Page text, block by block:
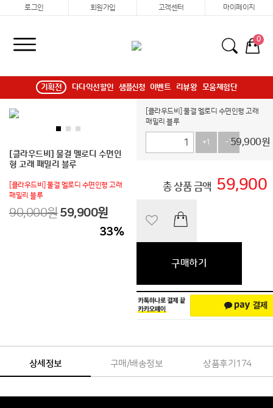
로그인 회원가입 고객센터 마이페이지
0
기획전 다다익선할인 샘플신청 이벤트 리뷰왕 모움체험단
[클라우드비] 물결 멜로디 수면인
형 고래 패밀리 블루
[클라우드비] 물결 멜로디 수면인형 고래
패밀리 블루
90,000원 59,900원
33%
[클라우드비] 물결 멜로디 수면인형 고래
패밀리 블루
+1 -159,900원
총 상품 금액 59,900
구매하기
상세정보 구매/배송정보 상품후기 174